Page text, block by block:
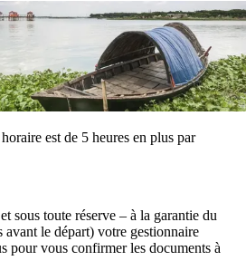
est de 5 heures en plus par
sous toute réserve – à la garantie du
le départ) votre gestionnaire
pour vous confirmer les documents à